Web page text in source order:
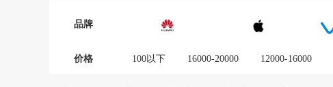
品牌
价格 100以下 16000-20000 12000-16000